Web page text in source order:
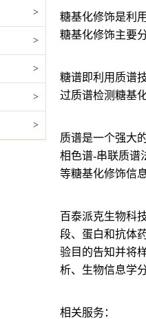
>
>
>
>
>
糖基化修饰是利
糖基化修饰主要
糖谱即利用质谱
过质谱检测糖基
质谱是一个强大
相色谱-串联质谱
等糖基化修饰信息
百泰派克生物科
段、蛋白和抗体
验目的告知并将
析、生物信息学分
相关服务：